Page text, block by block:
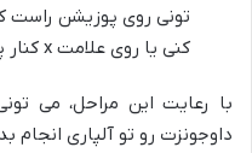
کنی یا روی علامت x کنار پوزیشن کلیک کنی.
با رعایت این مراحل، می
داوجونزت رو تو آلپاری انجام